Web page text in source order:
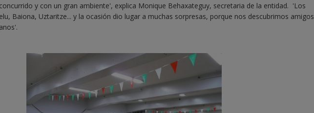
y con un gran ambiente', explica Monique Behaxateguy, secretaria de la entidad. 'Los
Baiona, Uztaritze... y la ocasión dio lugar a muchas sorpresas, porque nos descubrimos amigos